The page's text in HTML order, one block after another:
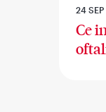
24 SEP
Ce